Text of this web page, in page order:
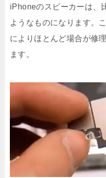
iPhoneのスピーカーは、
ようなものになります。
によりほとんど場合が修
ます。